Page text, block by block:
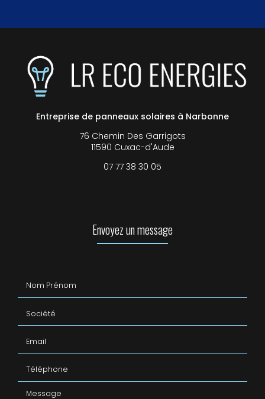
Entreprise de panneaux solaires à Narbonne
76 Chemin Des Garrigots
11590 Cuxac-d'Aude
07 77 38 30 05
Envoyez un message
Message